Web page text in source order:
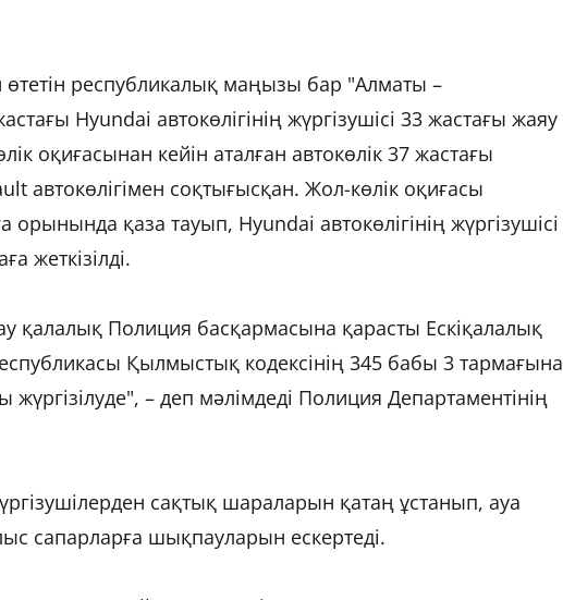
республикалық маңызы бар "Алматы –
Hyundai автокөлігінің жүргізушісі 33 жастағы жаяу
оқиғасынан кейін аталған автокөлік 37 жастағы
автокөлігімен соқтығысқан. Жол-көлік оқиғасы
қаза тауып, Hyundai автокөлігінің жүргізушісі
жеткізілді.
қалалық Полиция басқармасына қарасты Ескіқалалық
Қылмыстық кодексінің 345 бабы 3 тармағына
жүргізілуде", – деп мәлімдеді Полиция Департаментінің
сақтық шараларын қатаң ұстанып, ауа
сапарларға шықпауларын ескертеді.